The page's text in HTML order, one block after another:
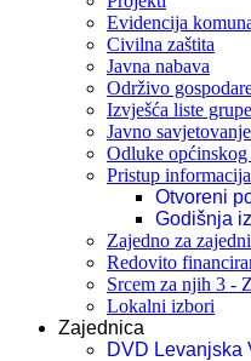
Evidencija
Civilna zaštita
Javna nabava
Održivo
Izvješća liste
Javno savjetovanje
Odluke općinskog
Pristup
Otvoreni
Godišnja
Zajedno za
Redovito
Srcem za njih 3 -
Lokalni izbori
Zajednica
DVD Levanjska